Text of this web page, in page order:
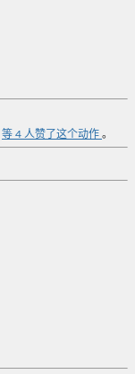
等 4 人赞了这个动作 。